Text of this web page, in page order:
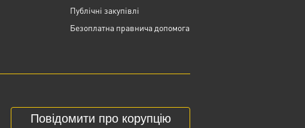
Публічні закупівлі
Безоплатна правнича допомога
Повідомити про корупцію